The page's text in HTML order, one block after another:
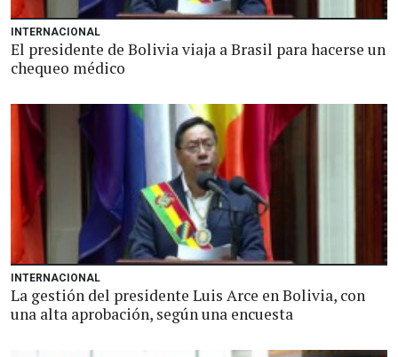
INTERNACIONAL
El presidente de Bolivia viaja a Brasil para hacerse un
chequeo médico
INTERNACIONAL
La gestión del presidente Luis Arce en Bolivia, con
una alta aprobación, según una encuesta